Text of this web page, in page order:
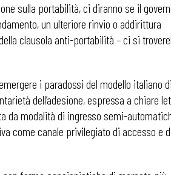
sulla portabilità, ci diranno se il
un ulteriore rinvio o addirittura
clausola anti-portabilità – ci si
i paradossi del modello italiano di
dell’adesione, espressa a chiare
da modalità di ingresso semi-
come canale privilegiato di accesso e